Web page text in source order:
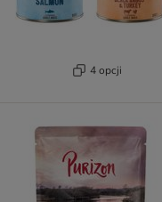
4 opcji